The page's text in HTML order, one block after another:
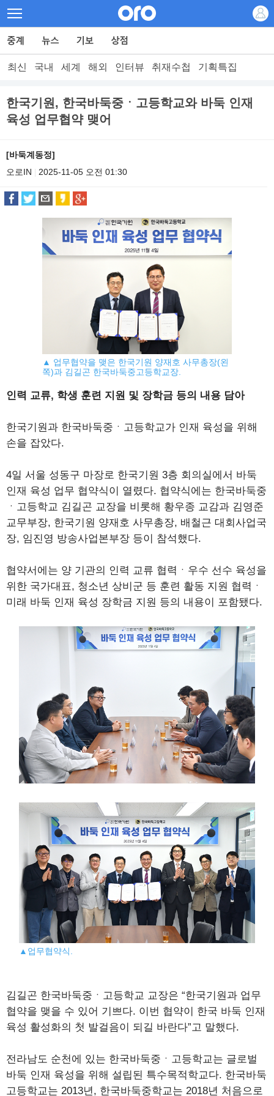
최신 국내 세계 해외 인터뷰 취재수첩 기획특집
한국기원, 한국바둑중ㆍ고등학교와 바둑 인재
육성 업무협약 맺어
[바둑계동정]
오로IN
2025-11-05 오전 01:30
▲ 업무협약을 맺은 한국기원 양재호 사무총장(왼
쪽)과 김길곤 한국바둑중고등학교장.
인력 교류, 학생 훈련 지원 및 장학금 등의 내용 담아
한국기원과 한국바둑중ㆍ고등학교가 인재 육성을 위해
손을 잡았다.
4일 서울 성동구 마장로 한국기원 3층 회의실에서 바둑
인재 육성 업무 협약식이 열렸다. 협약식에는 한국바둑중
ㆍ고등학교 김길곤 교장을 비롯해 황우종 교감과 김영준
교무부장, 한국기원 양재호 사무총장, 배철근 대회사업국
장, 임진영 방송사업본부장 등이 참석했다.
협약서에는 양 기관의 인력 교류 협력ㆍ우수 선수 육성을
위한 국가대표, 청소년 상비군 등 훈련 활동 지원 협력ㆍ
미래 바둑 인재 육성 장학금 지원 등의 내용이 포함됐다.
▲업무협약식.
김길곤 한국바둑중ㆍ고등학교 교장은 “한국기원과 업무
협약을 맺을 수 있어 기쁘다. 이번 협약이 한국 바둑 인재
육성 활성화의 첫 발걸음이 되길 바란다”고 말했다.
전라남도 순천에 있는 한국바둑중ㆍ고등학교는 글로벌
바둑 인재 육성을 위해 설립된 특수목적학교다. 한국바둑
고등학교는 2013년, 한국바둑중학교는 2018년 처음으로